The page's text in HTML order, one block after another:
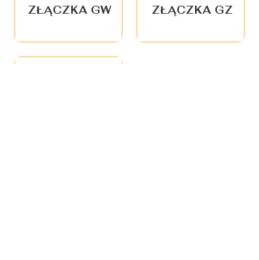
ZŁĄCZKA GW ZŁĄCZKA GZ